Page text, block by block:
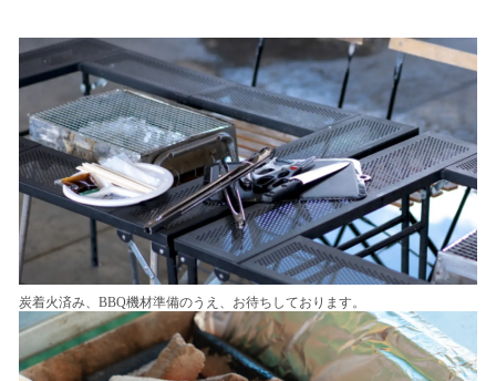
炭着火済み、BBQ機材準備のうえ、お待ちしております。